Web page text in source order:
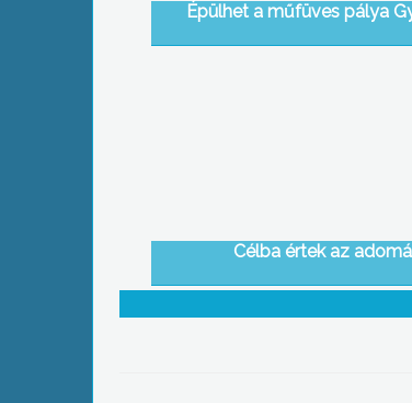
Épülhet a műfüves pálya
Célba értek az